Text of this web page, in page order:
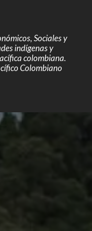
Sociales y
indígenas y
colombiana.
Colombiano